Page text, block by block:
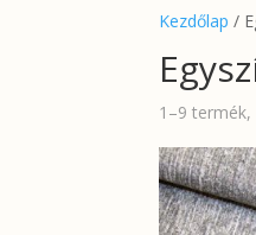
Kezdőlap /
1–9 termék,